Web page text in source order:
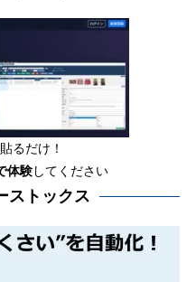
るだけ！
体験してください
ストックス